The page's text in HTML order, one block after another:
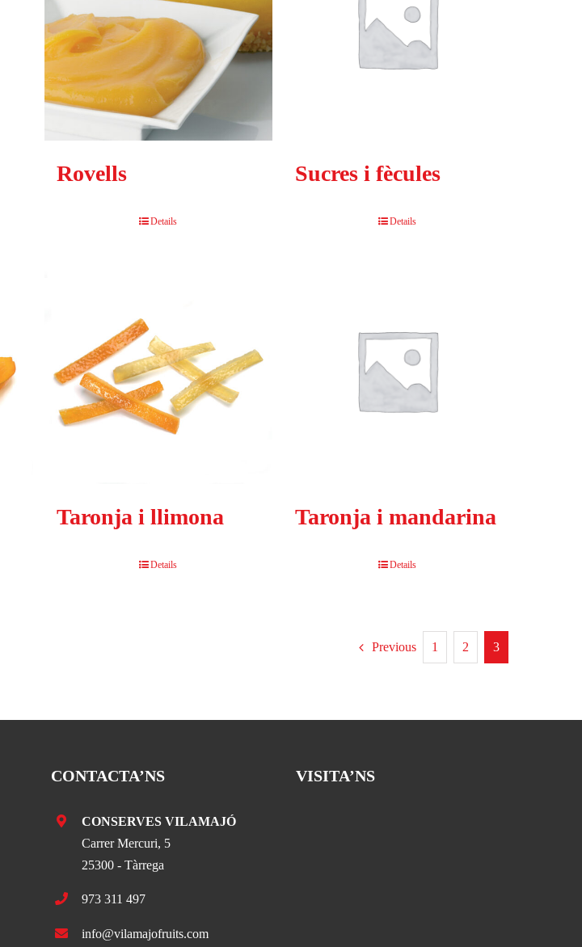
Rovells
Details
Sucres i fècules
Details
Taronja i llimona
Details
Taronja i mandarina
Details
Previous 1 2 3
CONTACTA’NS
CONSERVES VILAMAJÓ
Carrer Mercuri, 5
25300 - Tàrrega
973 311 497
info@vilamajofruits.com
VISITA’NS